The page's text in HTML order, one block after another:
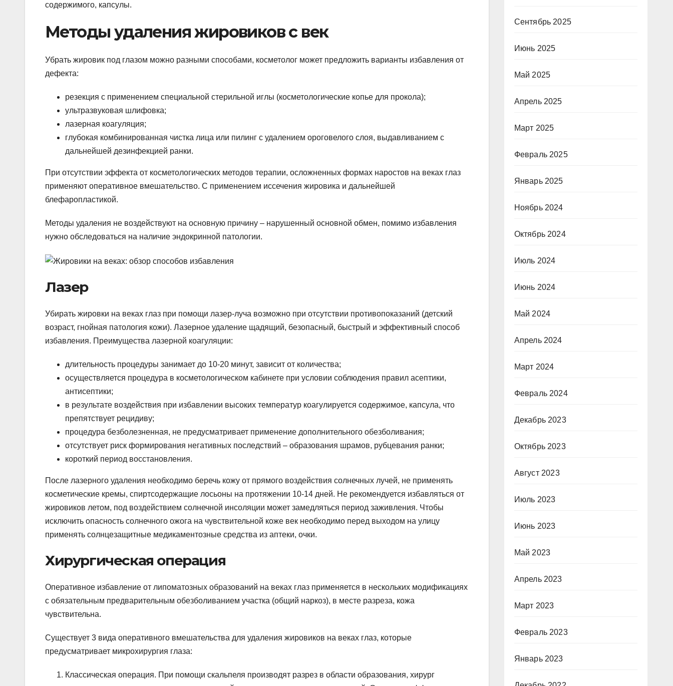
содержимого, капсулы.
Методы удаления жировиков с век
Убрать жировик под глазом можно разными способами, косметолог может предложить варианты избавления от
дефекта:
резекция с применением специальной стерильной иглы (косметологические копье для прокола);
ультразвуковая шлифовка;
лазерная коагуляция;
глубокая комбинированная чистка лица или пилинг с удалением ороговелого слоя, выдавливанием с
дальнейшей дезинфекцией ранки.
При отсутствии эффекта от косметологических методов терапии, осложненных формах наростов на веках глаз
применяют оперативное вмешательство. С применением иссечения жировика и дальнейшей
блефаропластикой.
Методы удаления не воздействуют на основную причину – нарушенный основной обмен, помимо избавления
нужно обследоваться на наличие эндокринной патологии.
Лазер
Убирать жировки на веках глаз при помощи лазер-луча возможно при отсутствии противопоказаний (детский
возраст, гнойная патология кожи). Лазерное удаление щадящий, безопасный, быстрый и эффективный способ
избавления. Преимущества лазерной коагуляции:
длительность процедуры занимает до 10-20 минут, зависит от количества;
осуществляется процедура в косметологическом кабинете при условии соблюдения правил асептики,
антисептики;
в результате воздействия при избавлении высоких температур коагулируется содержимое, капсула, что
препятствует рецидиву;
процедура безболезненная, не предусматривает применение дополнительного обезболивания;
отсутствует риск формирования негативных последствий – образования шрамов, рубцевания ранки;
короткий период восстановления.
После лазерного удаления необходимо беречь кожу от прямого воздействия солнечных лучей, не применять
косметические кремы, спиртсодержащие лосьоны на протяжении 10-14 дней. Не рекомендуется избавляться от
жировиков летом, под воздействием солнечной инсоляции может замедляться период заживления. Чтобы
исключить опасность солнечного ожога на чувствительной коже век необходимо перед выходом на улицу
применять солнцезащитные медикаментозные средства из аптеки, очки.
Хирургическая операция
Оперативное избавление от липоматозных образований на веках глаз применяется в нескольких модификациях
с обязательным предварительным обезболиванием участка (общий наркоз), в месте разреза, кожа
чувствительна.
Существует 3 вида оперативного вмешательства для удаления жировиков на веках глаз, которые
предусматривает микрохирургия глаза:
Классическая операция. При помощи скальпеля производят разрез в области образования, хирург
Сентябрь 2025
Июнь 2025
Май 2025
Апрель 2025
Март 2025
Февраль 2025
Январь 2025
Ноябрь 2024
Октябрь 2024
Июль 2024
Июнь 2024
Май 2024
Апрель 2024
Март 2024
Февраль 2024
Декабрь 2023
Октябрь 2023
Август 2023
Июль 2023
Июнь 2023
Май 2023
Апрель 2023
Март 2023
Февраль 2023
Январь 2023